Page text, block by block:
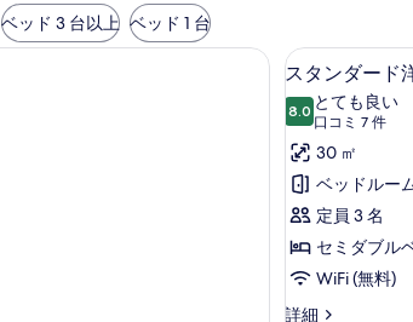
ベッド 3 台以上 ベッド 1 台
デスク、ノートパソコン用作業スペース、遮光カーテ
ス
タ
ン
ダ
ー
ド
洋
室
喫
4
スタンダード
8.010 点中 8.0
とても良い
口コミ 7 件
(口
コ
ミ
7
件)
30 ㎡
ベッドルー
定員 3 名
セミダブル
WiFi (無料)
詳細
ス